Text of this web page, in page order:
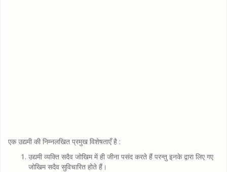
एक उद्यमी की निम्नलखित प्रमुख विशेषताएँ है :
उद्यमी व्यक्ति सदैव जोखिम में ही जीना पसंद करते हैं परन्तु इनके द्वारा लिए गए
जोखिम सदैव सुविचारित होते हैं।